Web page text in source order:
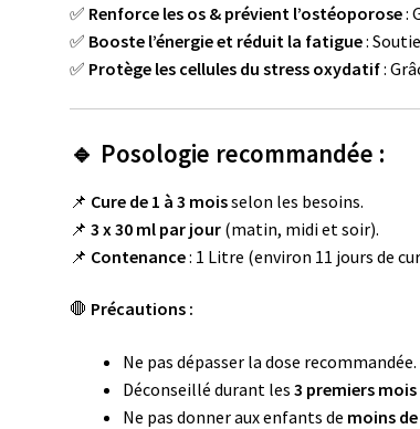
✅ Renforce les os & prévient l’ostéoporose:
✅ Booste l’énergie et réduit la fatigue:
✅ Protège les cellules du stress oxydatif:
🔹 Posologie recommandée :
📌 Cure de 1 à 3 moisselon les besoins.
📌 3 x 30 ml par jour(matin, midi et soir).
📌 Contenance: 1 Litre (environ 11 jours de
🛑 Précautions :
Ne pas dépasser la dose recommandée.
Déconseillé durant les 3 premiers mois
Ne pas donner aux enfants de moins